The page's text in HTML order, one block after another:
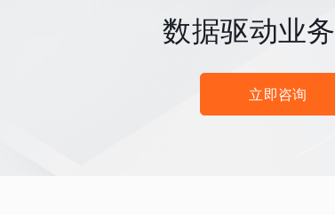
数据驱动业
立即咨询